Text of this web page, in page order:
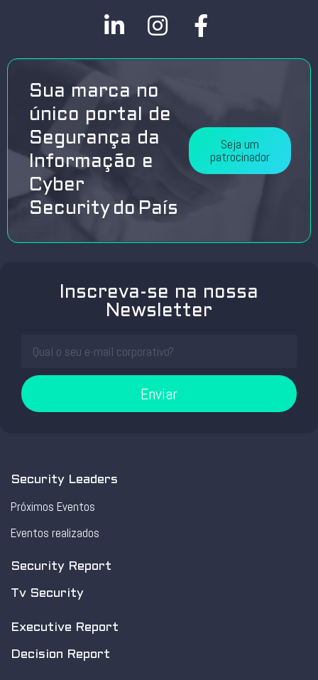
Sua marca no
único portal de
Segurança da
Informação e
Cyber
Security do País
Seja um
patrocinador
Inscreva-se na nossa
Newsletter
Enviar
Security Leaders
Próximos Eventos
Eventos realizados
Security Report
Tv Security
Executive Report
Decision Report